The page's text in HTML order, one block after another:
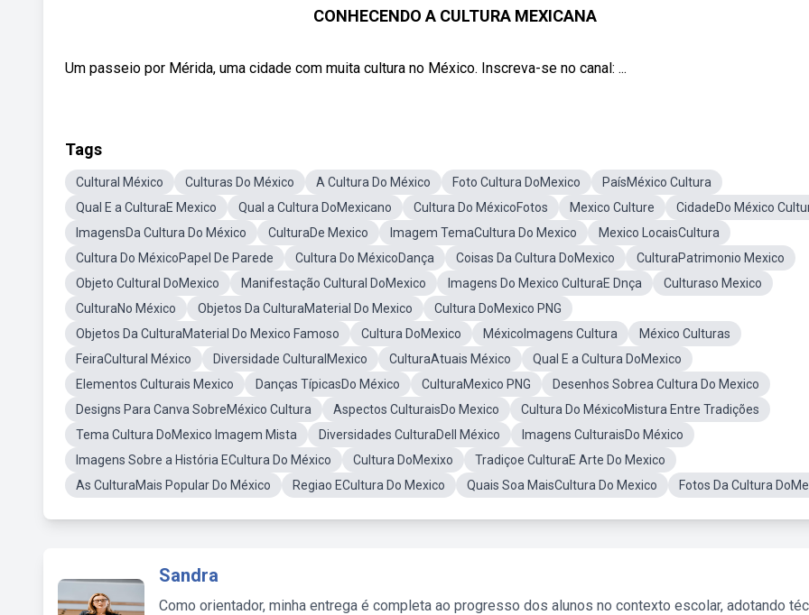
CONHECENDO A CULTURA MEXICANA
Um passeio por Mérida, uma cidade com muita cultura no México. Inscreva-se no canal: ...
Tags
Cultural México Culturas Do México A Cultura Do México Foto Cultura DoMexico
PaísMéxico Cultura
Qual E a CulturaE Mexico
Qual a Cultura DoMexicano Cultura Do MéxicoFotos Mexico Culture
CidadeDo México
ImagensDa Cultura Do México
CulturaDe Mexico Imagem TemaCultura Do Mexico
Mexico LocaisCultura
Cultura Do MéxicoPapel De Parede
Cultura Do MéxicoDança Coisas Da Cultura DoMexico
CulturaPatrimonio Mexico
Objeto Cultural DoMexico
Manifestação Cultural DoMexico Imagens Do Mexico CulturaE Dnça
Culturaso Mexico
CulturaNo México
Objetos Da CulturaMaterial Do Mexico
Cultura DoMexico PNG
Objetos Da CulturaMaterial Do Mexico Famoso
Cultura DoMexico MéxicoImagens Cultura
México Culturas
FeiraCultural México
Diversidade CulturalMexico CulturaAtuais México
Qual E a Cultura DoMexico
Elementos Culturais Mexico
Danças TípicasDo México CulturaMexico PNG
Desenhos Sobrea Cultura Do Mexico
Designs Para Canva SobreMéxico Cultura
Aspectos CulturaisDo Mexico
Cultura Do MéxicoMistura Entre Tradições
Tema Cultura DoMexico Imagem Mista
Diversidades CulturaDell México
Imagens CulturaisDo México
Imagens Sobre a História ECultura Do México
Cultura DoMexixo
Tradiçoe CulturaE Arte Do Mexico
As CulturaMais Popular Do México
Regiao ECultura Do Mexico Quais Soa MaisCultura Do Mexico Fotos Da Cultura
Sandra
Como orientador, minha entrega é completa ao progresso dos alunos no contexto escolar, adotando